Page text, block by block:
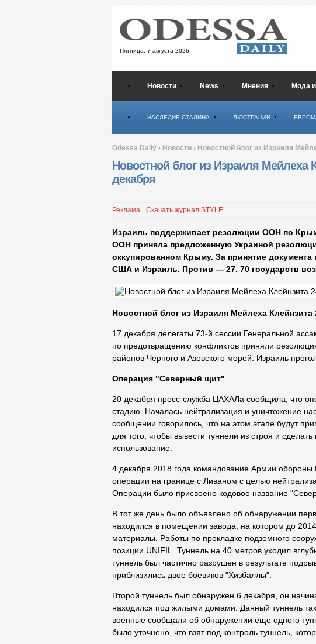
Пятница, 7 августа 2026
Новости News Мнения Мода
НАСЛЕДИЕ СТАЛИНА ЛЮСТРАЦИИ
Odessa Daily › Новости › Новостной блог из Израиля
Новостной блог из Израиля Мейлеха
декабря
Реклама Скачать журнал STYLE
Израиль поддерживает резолюции ООН по
ООН приняла предложенную Украиной
оккупированном Крыму. За принятие
США и Израиль. Против — 27. 70 государств
Новостной блог из Израиля Мейлеха Клейнзита
17 декабря делегаты 73-й сессии Генеральной
по предотвращению конфликтов приняли
районов Черного и Азовского морей. Израиль
Операция "Северный щит"
20 декабря пресс-служба ЦАХАЛа сообщила, что
стадию. Началась нейтрализация и уничтожение
сообщении говорилось, что на этом этапе будут
для того, чтобы вывести туннели из строя и
использование.
4 декабря 2018 года командование Армии
операции на границе с Ливаном с целью
Операции было присвоено кодовое название
В тот же день было объявлено об обнаружении
находился в помещении завода, на котором до
материалы. Работы по прокладке подземного
позиции UNIFIL. Туннель на 40 метров уходил
туннель был частично разрушен в результате
приблизились двое боевиков "Хизбаллы".
Второй туннель был обнаружен 6 декабря, он
находился под жилыми домами. Данный туннель
военные сообщали об обнаружении еще одного
было уточнено, что взят под контроль туннель,